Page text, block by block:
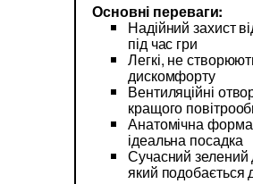
Основні переваги:
Надійний захист
під час гри
Легкі, не
дискомфорту
Вентиляційні
кращого
Анатомічна
ідеальна посадка
Сучасний зелений
який подобається